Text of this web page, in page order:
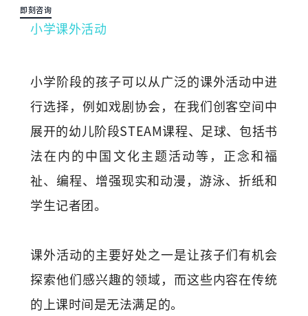
即刻咨询
小学课外活动
小学阶段的孩子可以从广泛的课外活动中进
行选择，例如戏剧协会，在我们创客空间中
展开的幼儿阶段STEAM课程、 足球、 包括书
法在内的中国文化主题活动等，正念和福
祉、 编程、 增强现实和动漫，游泳、折纸和
学生记者团。
课外活动的主要好处之一是让孩子们有机会
探索他们感兴趣的领域，而这些内容在传统
的上课时间是无法满足的。